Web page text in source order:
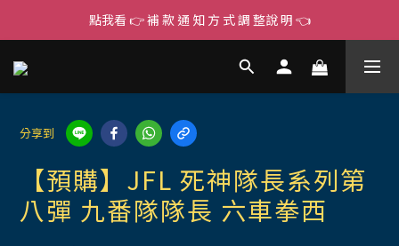
點我看 👉 補 款 通 知 方 式 調 整說 明 👈
分享到
【預購】JFL 死神隊長系列第
八彈 九番隊隊長 六車拳西